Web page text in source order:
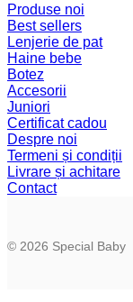
Produse noi
Best sellers
Lenjerie de pat
Haine bebe
Botez
Accesorii
Juniori
Certificat cadou
Despre noi
Termeni și condiții
Livrare și achitare
Contact
© 2026 Special Baby